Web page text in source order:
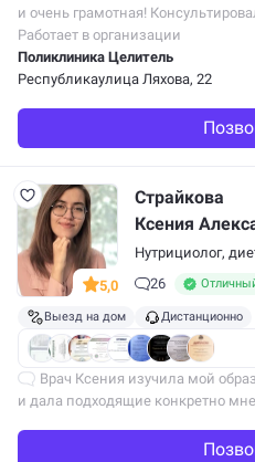
и очень грамотная!
сын выполнял все рекомендации.
результатов!! Спасибо ей…
Работает в организации
Поликлиника Целитель
Республикаулица Ляхова, 22
5,0
Страйкова
Ксения
Нутрициолог,
26
Выезд на дом Дистанционно
Врач Ксения изучила мой
и дала подходящие конкретно